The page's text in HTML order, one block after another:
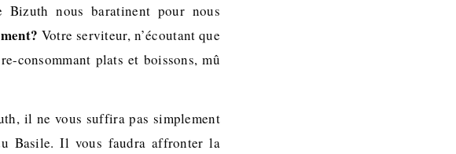
nous baratinent pour nous
Votre serviteur, n’écoutant que
consommant plats et boissons, mû
il ne vous suffira pas simplement
Basile. Il vous faudra affronter la